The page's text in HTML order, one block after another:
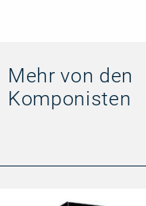
Mehr von den
Komponisten